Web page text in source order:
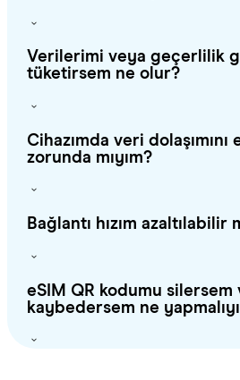
Verilerimi veya geçerlilik
tüketirsem ne olur?
Cihazımda veri
zorunda mıyım?
Bağlantı hızım azaltılabilir
eSIM QR kodumu silersem
kaybedersem ne